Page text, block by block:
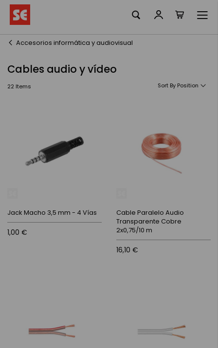
Content
Accesorios informática y audiovisual
Cables audio y vídeo
22 Items Sort By
Jack Macho 3,5 mm - 4 Vías
1,00 €
Cable Paralelo Audio
Transparente Cobre
2x0,75/10 m
16,10 €